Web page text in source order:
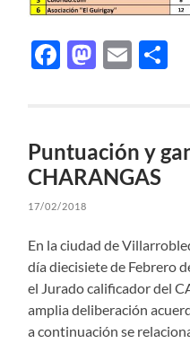
Facebook
Email
Puntuación y
CHARANGAS
17/02/2018
En la ciudad de
día diecisiete de Febrero
el Jurado calificador del
amplia deliberación
a continuación se